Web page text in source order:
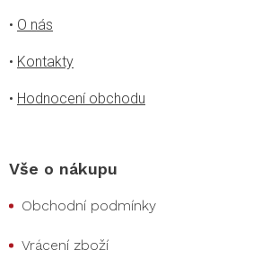
• O nás
• Kontakty
• Hodnocení obchodu
Vše o nákupu
Obchodní podmínky
Vrácení zboží